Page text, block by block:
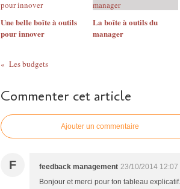
Une belle boîte à outils
pour innover
La boîte à outils du
manager
Les budgets
Commenter cet article
Ajouter un commentaire
F feedback management 23/10/2014 12:07
Bonjour et merci pour ton tableau explicatif.